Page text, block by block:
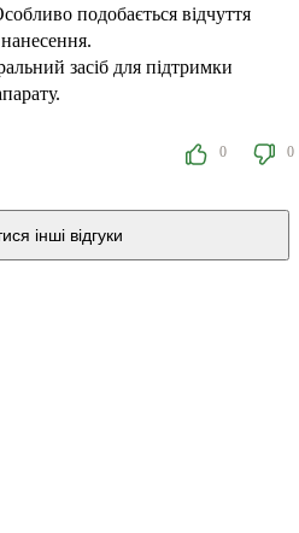
подобається відчуття
засіб для підтримки
0 0
інші відгуки